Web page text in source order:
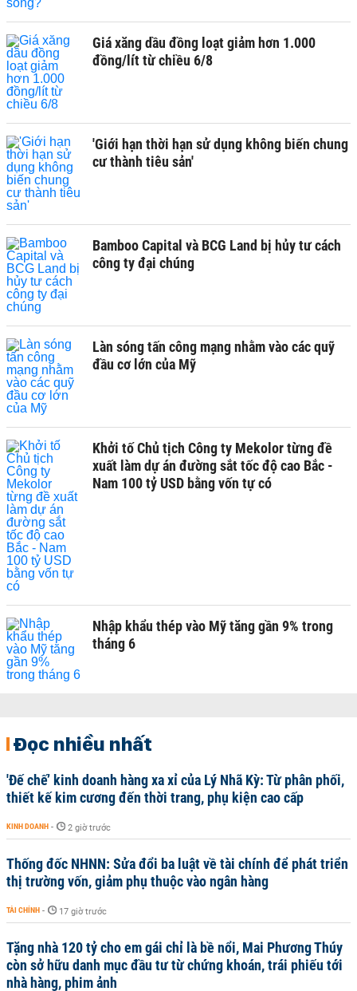
Giá xăng dầu đồng loạt giảm hơn 1.000
đồng/lít từ chiều 6/8
'Giới hạn thời hạn sử dụng không biến chung
cư thành tiêu sản'
Bamboo Capital và BCG Land bị hủy tư cách
công ty đại chúng
Làn sóng tấn công mạng nhằm vào các quỹ
đầu cơ lớn của Mỹ
Khởi tố Chủ tịch Công ty Mekolor từng đề
xuất làm dự án đường sắt tốc độ cao Bắc -
Nam 100 tỷ USD bằng vốn tự có
Nhập khẩu thép vào Mỹ tăng gần 9% trong
tháng 6
Đọc nhiều nhất
'Đế chế’ kinh doanh hàng xa xỉ của Lý Nhã Kỳ: Từ phân phối,
thiết kế kim cương đến thời trang, phụ kiện cao cấp
KINH DOANH - 2 giờ trước
Thống đốc NHNN: Sửa đổi ba luật về tài chính để phát triển
thị trường vốn, giảm phụ thuộc vào ngân hàng
TÀI CHÍNH - 17 giờ trước
Tặng nhà 120 tỷ cho em gái chỉ là bề nổi, Mai Phương Thúy
còn sở hữu danh mục đầu tư từ chứng khoán, trái phiếu tới
nhà hàng, phim ảnh